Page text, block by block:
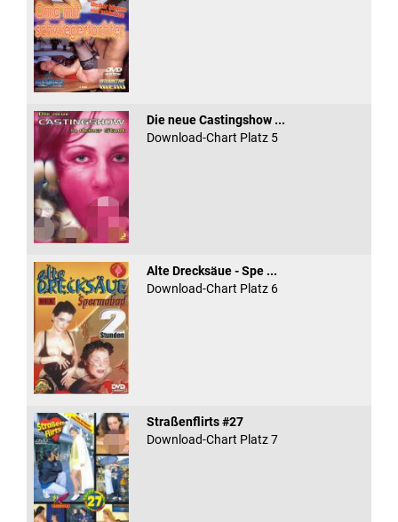
Die neue Castingshow ...
Download-Chart Platz 5
Alte Drecksäue - Spe ...
Download-Chart Platz 6
Straßenflirts #27
Download-Chart Platz 7